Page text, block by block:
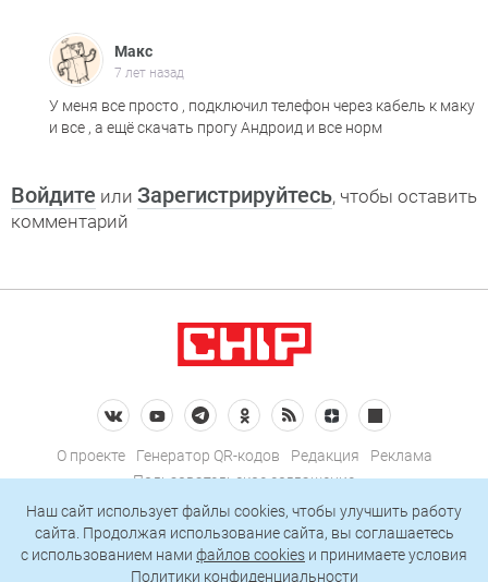
Макс
7 лет назад
У меня все просто , подключил телефон через кабель к маку
и все , а ещё скачать прогу Андроид и все норм
Войдите или Зарегистрируйтесь, чтобы оставить
комментарий
О проекте Генератор QR-кодов Редакция
Реклама
Пользовательское соглашение
Политика конфиденциальности
Подписаться на рассылку
Наш сайт использует файлы cookies, чтобы улучшить работу
сайта. Продолжая использование сайта, вы соглашаетесь
c использованием нами файлов cookies и принимаете условия
Политики конфиденциальности